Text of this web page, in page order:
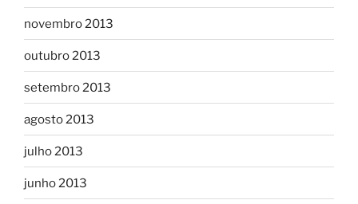
novembro 2013
outubro 2013
setembro 2013
agosto 2013
julho 2013
junho 2013